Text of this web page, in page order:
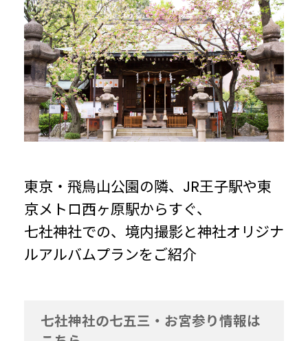
東京・飛鳥山公園の隣、JR王子駅や東
京メトロ西ヶ原駅からすぐ、
七社神社での、境内撮影と神社オリジナ
ルアルバムプランをご紹介
七社神社の七五三・お宮参り情報は